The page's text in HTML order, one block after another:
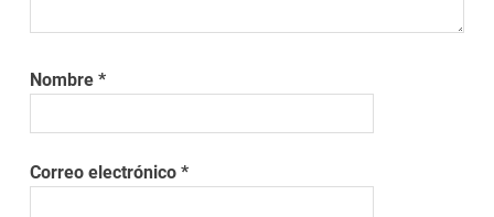
Nombre*
Correo electrónico*